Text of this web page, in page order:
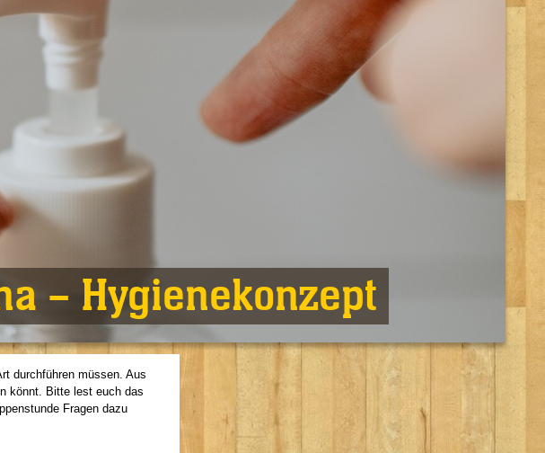
– Hygienekonzept
durchführen müssen. Aus
könnt. Bitte lest euch das
Fragen dazu